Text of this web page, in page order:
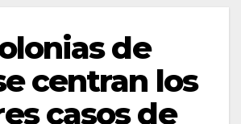
de
centran los
casos de